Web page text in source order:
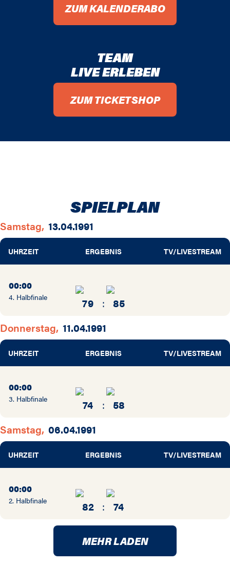
87 / 88
85 / 86
84 / 85
76 / 77
70 / 71
ZUM KALENDERABO
TEAM
LIVE ERLEBEN
ZUM TICKETSHOP
SPIELPLAN
Samstag, 13.04.1991
UHRZEIT ERGEBNIS TV/LIVESTREAM
00:00
4. Halbfinale 79 : 85
Donnerstag, 11.04.1991
UHRZEIT ERGEBNIS TV/LIVESTREAM
00:00
3. Halbfinale 74 :
58
Samstag, 06.04.1991
UHRZEIT ERGEBNIS TV/LIVESTREAM
00:00
2. Halbfinale 82 : 74
MEHR LADEN